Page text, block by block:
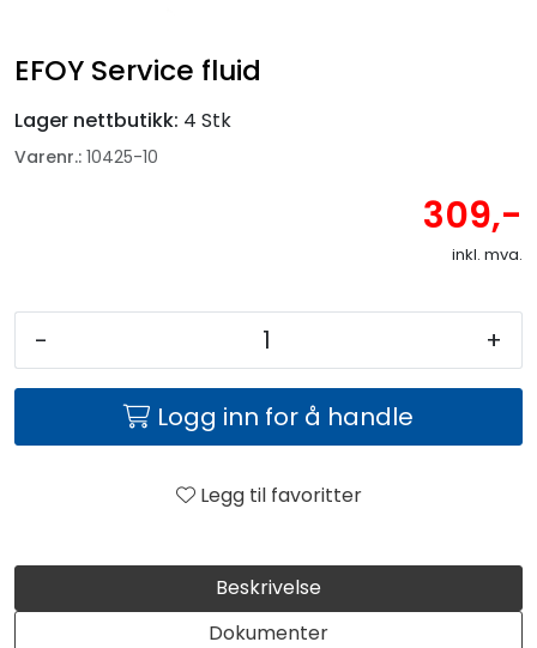
Beskrivelse
Dokumenter
EFOY Service fluid
Lager nettbutikk: 4 Stk
Varenr.: 10425-10
309,-
inkl. mva.
- +
Logg inn for å handle
Legg til favoritter